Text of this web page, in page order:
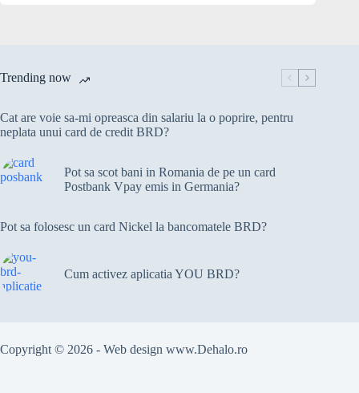
Trending now
Cat are voie sa-mi opreasca din salariu la o poprire, pentru
neplata unui card de credit BRD?
Pot sa scot bani in Romania de pe un card
Postbank Vpay emis in Germania?
Pot sa folosesc un card Nickel la bancomatele BRD?
Cum activez aplicatia YOU BRD?
Copyright © 2026 - Web design www.Dehalo.ro